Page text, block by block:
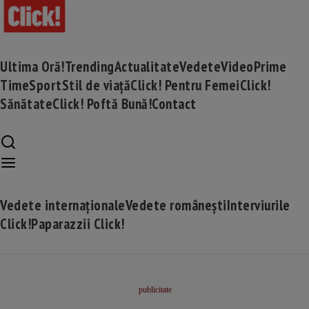
Ultima Oră!TrendingActualitateVedeteVideoPrime
TimeSportStil de viațăClick! Pentru FemeiClick!
SănătateClick! Poftă Bună!Contact
Vedete internaționaleVedete româneștiInterviurile
Click!Paparazzii Click!